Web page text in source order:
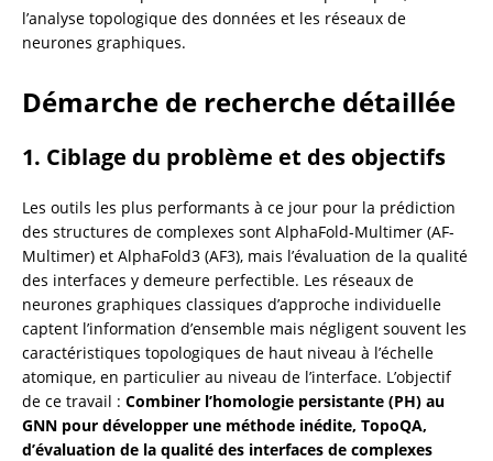
l’analyse topologique des données et les réseaux de
neurones graphiques.
Démarche de recherche détaillée
1. Ciblage du problème et des objectifs
Les outils les plus performants à ce jour pour la prédiction
des structures de complexes sont AlphaFold-Multimer (AF-
Multimer) et AlphaFold3 (AF3), mais l’évaluation de la qualité
des interfaces y demeure perfectible. Les réseaux de
neurones graphiques classiques d’approche individuelle
captent l’information d’ensemble mais négligent souvent les
caractéristiques topologiques de haut niveau à l’échelle
atomique, en particulier au niveau de l’interface. L’objectif
de ce travail : Combiner l’homologie persistante (PH) au
GNN pour développer une méthode inédite, TopoQA,
d’évaluation de la qualité des interfaces de complexes